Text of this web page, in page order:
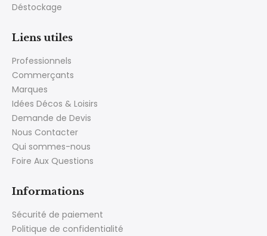
Déstockage
Liens utiles
Professionnels
Commerçants
Marques
Idées Décos & Loisirs
Demande de Devis
Nous Contacter
Qui sommes-nous
Foire Aux Questions
Informations
Sécurité de paiement
Politique de confidentialité